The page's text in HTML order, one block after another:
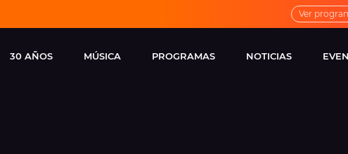
Ver
30 AÑOS MÚSICA PROGRAMAS NOTICIAS